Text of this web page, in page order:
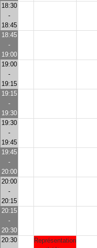
18:30
-
18:45
18:45
-
19:00
19:00
-
19:15
19:15
-
19:30
19:30
-
19:45
19:45
-
20:00
20:00
-
20:15
20:15
-
20:30
20:30
Représentation